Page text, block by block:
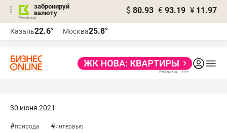
забронируй
валюту
$ 80.93 € 93.19 ¥ 11.97
Казань22.6° Москва25.8°
30 июня 2021
#природа #интервью